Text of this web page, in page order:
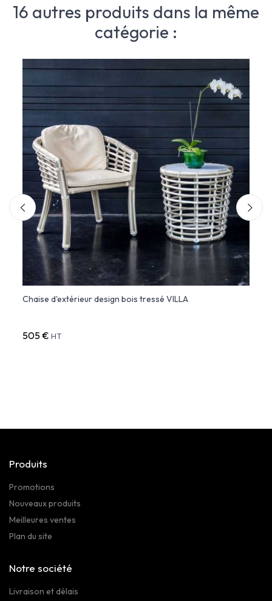
16 autres produits dans la même
catégorie :
Chaise d'extérieur design bois tressé VILLA
505 € HT
Produits
Promotions
Nouveaux produits
Meilleures ventes
Plan du site
Notre société
Livraison et délais